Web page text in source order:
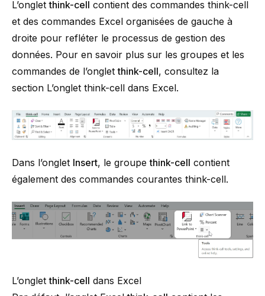
L’ongletthink-cell contient des commandes think-cell
et des commandes Excel organisées de gauche à
droite pour refléter le processus de gestion des
données. Pour en savoir plus sur les groupes et les
commandes de l’ongletthink-cell, consultez la
section L’onglet think-cell dans Excel.
Dans l’onglet Insert, le groupethink-cell contient
également des commandes courantes think-cell.
L’ongletthink-cell dans Excel